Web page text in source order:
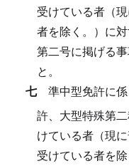
受けている者（
者を除く。）に対
第二号に掲げる
と。
七 準中型免許に
許、大型特殊第
けている者（現
受けている者を